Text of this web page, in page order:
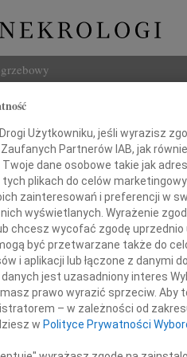
Pani
Annie Glijer
Użytkowniku, jeśli wyrazisz
Partnerów IAB, jak
dane osobowe takie jak
plikach do celów
zainteresowań i preferencji w
wyświetlanych. Wyrażenie
chcesz wycofać zgodę uprzednio
być przetwarzane także do
i aplikacji lub łączone z danymi
jest uzasadniony interes
prawo wyrazić sprzeciw. Aby
– w zależności od
w Polityce Prywatności